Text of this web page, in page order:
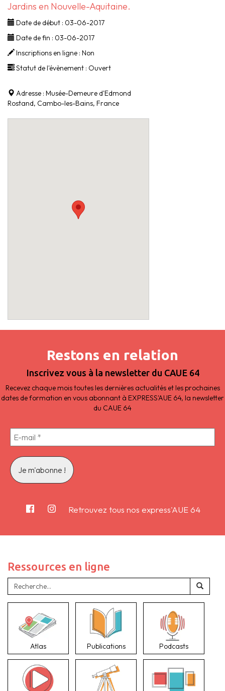
Jardins en Nouvelle-Aquitaine.
Date de début : 03-06-2017
Date de fin : 03-06-2017
Inscriptions en ligne : Non
Statut de l'évènement : Ouvert
Adresse : Musée-Demeure d'Edmond
Rostand, Cambo-les-Bains, France
Restons en relation
Inscrivez vous à la newsletter du CAUE 64
Recevez chaque mois toutes les dernières actualités et les prochaines
dates de formation en vous abonnant à EXPRESS'AUE 64, la newsletter
du CAUE 64
Retrouvez tous nos express'AUE 64
Ressources en ligne
Atlas Publications Podcasts